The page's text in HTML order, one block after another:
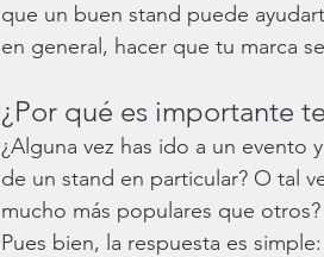
que un buen stand puede
en general, hacer que tu marca
¿Por qué es importante
¿Alguna vez has ido a un
de un stand en particular? O tal
mucho más populares que otros?
Pues bien, la respuesta es